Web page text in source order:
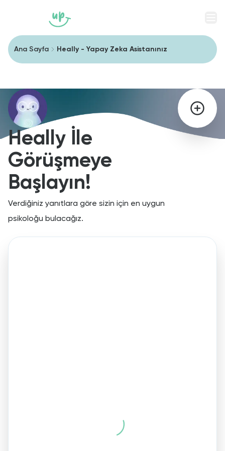
Ana Sayfa Heally - Yapay Zeka Asistanınız
Heally İle
Görüşmeye
Başlayın!
Verdiğiniz yanıtlara göre sizin için en uygun
psikoloğu bulacağız.